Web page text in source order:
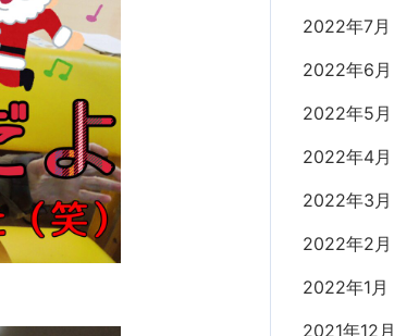
2022年7月
2022年6月
2022年5月
2022年4月
2022年3月
2022年2月
2022年1月
2021年12月